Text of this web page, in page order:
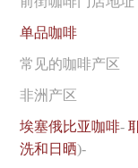
单品咖啡
常见的咖啡产区
非洲产区
埃塞俄比亚咖啡-
洗和日晒)-